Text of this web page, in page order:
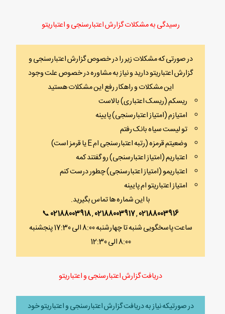
رسیدگی به مشکلات گزارش اعتبارسنجی و اعتباریتو
در صورتی که مشکلات زیر را در خصوص گزارش اعتبارسنجی و
گزارش اعتباریتو دارید و نیاز به مشاوره در خصوص علت وجود
این مشکلات و راهکار رفع این مشکلات هستید
ریسکم (ریسک اعتباری) بالاست
امتیازم (امتیاز اعتبارسنجی) پایینه
تو لیست سیاه بانک رفتم
وضعیتم قرمزه (رتبه اعتبارسنجی ام E یا قرمز است)
اعتباریم (امتیاز اعتبارسنجی) رو گفتند کمه
اعتباریمو (امتیاز اعتبارسنجی) چطور درست کنم
امتیاز اعتباریتو ام پایینه
با این شماره ها تماس بگیرید.
02188003916
,
02188003917
,
02188003918
📞
ساعت پاسخگویی شنبه تا چهارشنبه 8:00 الی 17:30 پنجشنبه
8:00 الی 12:30
دریافت گزارش اعتبارسنجی و اعتباریتو
در صورتیکه نیاز به دریافت گزارش اعتبارسنجی و اعتباریتو خود